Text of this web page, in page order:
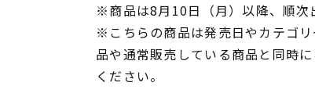
※商品は8月10日（月）以降、順次
※こちらの商品は発売日やカテゴ
品や通常販売している商品と同時
ください。